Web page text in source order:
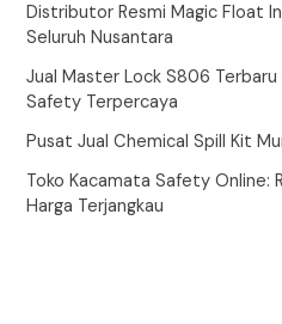
Distributor Resmi Magic Float
Seluruh Nusantara
Jual Master Lock S806
Safety Terpercaya
Pusat Jual Chemical Spill Kit
Toko Kacamata Safety Online:
Harga Terjangkau